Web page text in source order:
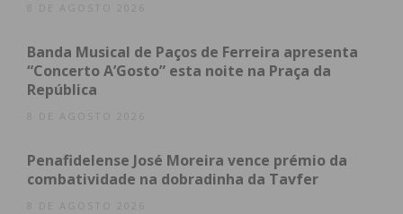
8 DE AGOSTO 2026
Banda Musical de Paços de Ferreira apresenta
“Concerto A’Gosto” esta noite na Praça da
República
8 DE AGOSTO 2026
Penafidelense José Moreira vence prémio da
combatividade na dobradinha da Tavfer
8 DE AGOSTO 2026